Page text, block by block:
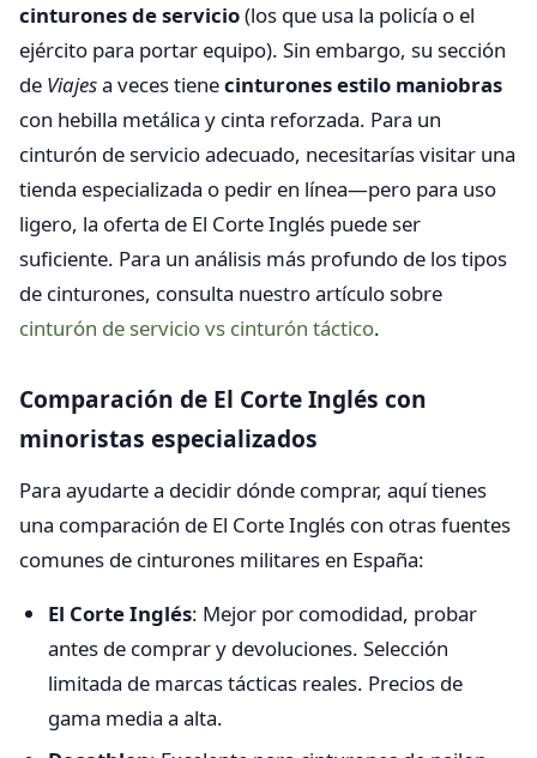
cinturones de servicio(los que usa la policía o el
ejército para portar equipo). Sin embargo, su sección
de Viajesa veces tienecinturones estilo maniobras
con hebilla metálica y cinta reforzada. Para un
cinturón de servicio adecuado, necesitarías visitar una
tienda especializada o pedir en línea—pero para uso
ligero, la oferta de El Corte Inglés puede ser
suficiente. Para un análisis más profundo de los tipos
de cinturones, consulta nuestro artículo sobre
cinturón de servicio vs cinturón táctico.
Comparación de El Corte Inglés con
minoristas especializados
Para ayudarte a decidir dónde comprar, aquí tienes
una comparación de El Corte Inglés con otras fuentes
comunes de cinturones militares en España:
El Corte Inglés: Mejor por comodidad, probar
antes de comprar y devoluciones. Selección
limitada de marcas tácticas reales. Precios de
gama media a alta.